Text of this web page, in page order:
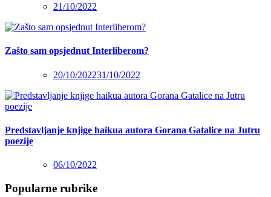
21/10/2022
Zašto sam opsjednut Interliberom?
20/10/202231/10/2022
Predstavljanje knjige haikua autora Gorana Gatalice na Jutru
poezije
06/10/2022
Popularne rubrike